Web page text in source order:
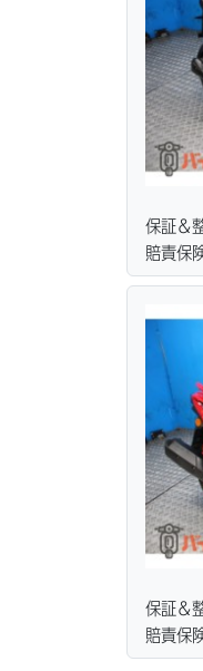
保証＆
賠責保
ーン・
無料サ
保証＆
賠責保
ーン・